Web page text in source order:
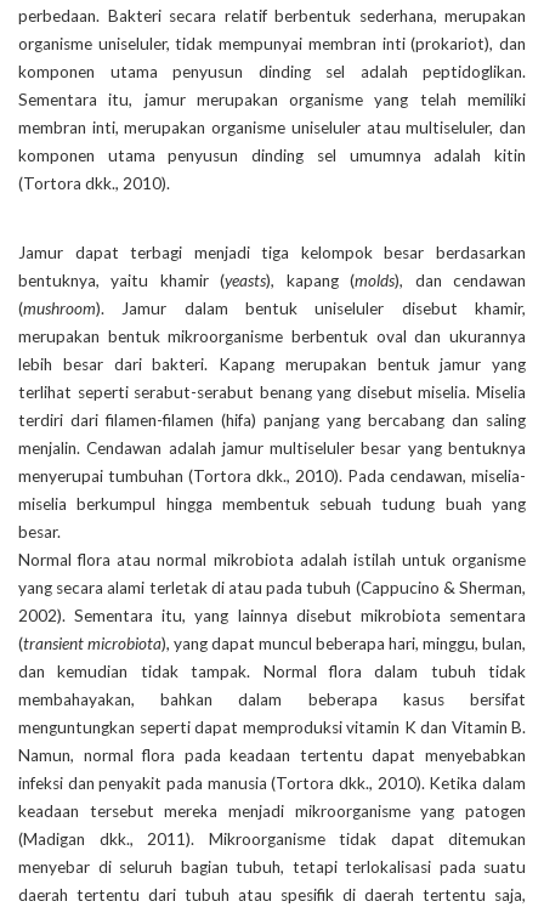
perbedaan. Bakteri secara relatif berbentuk sederhana, merupakan
organisme uniseluler, tidak mempunyai membran inti (prokariot), dan
komponen utama penyusun dinding sel adalah peptidoglikan.
Sementara itu, jamur merupakan organisme yang telah memiliki
membran inti, merupakan organisme uniseluler atau multiseluler, dan
komponen utama penyusun dinding sel umumnya adalah kitin
(Tortora dkk., 2010).
Jamur dapat terbagi menjadi tiga kelompok besar berdasarkan
bentuknya, yaitu khamir (yeasts), kapang (molds), dan cendawan
(mushroom). Jamur dalam bentuk uniseluler disebut khamir,
merupakan bentuk mikroorganisme berbentuk oval dan ukurannya
lebih besar dari bakteri. Kapang merupakan bentuk jamur yang
terlihat seperti serabut-serabut benang yang disebut miselia. Miselia
terdiri dari filamen-filamen (hifa) panjang yang bercabang dan saling
menjalin. Cendawan adalah jamur multiseluler besar yang bentuknya
menyerupai tumbuhan (Tortora dkk., 2010). Pada cendawan, miselia-
miselia berkumpul hingga membentuk sebuah tudung buah yang
besar.
Normal flora atau normal mikrobiota adalah istilah untuk organisme
yang secara alami terletak di atau pada tubuh (Cappucino & Sherman,
2002). Sementara itu, yang lainnya disebut mikrobiota sementara
(transient microbiota), yang dapat muncul beberapa hari, minggu, bulan,
dan kemudian tidak tampak. Normal flora dalam tubuh tidak
membahayakan, bahkan dalam beberapa kasus bersifat
menguntungkan seperti dapat memproduksi vitamin K dan Vitamin B.
Namun, normal flora pada keadaan tertentu dapat menyebabkan
infeksi dan penyakit pada manusia (Tortora dkk., 2010). Ketika dalam
keadaan tersebut mereka menjadi mikroorganisme yang patogen
(Madigan dkk., 2011). Mikroorganisme tidak dapat ditemukan
menyebar di seluruh bagian tubuh, tetapi terlokalisasi pada suatu
daerah tertentu dari tubuh atau spesifik di daerah tertentu saja,